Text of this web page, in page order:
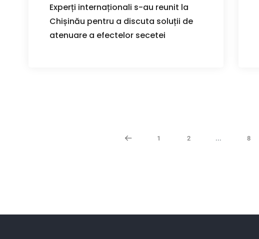
Experți internaționali s-au reunit la
Chișinău pentru a discuta soluții de
atenuare a efectelor secetei
1 2 ... 8